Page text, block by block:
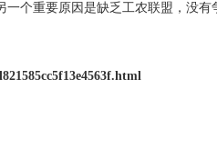
个重要原因是缺乏工农联盟，没有